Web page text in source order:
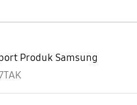
Produk Samsung